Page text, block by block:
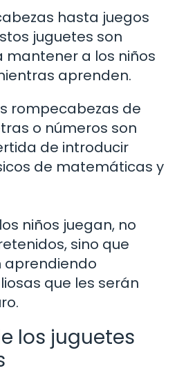
hasta juegos
juguetes son
a los niños
aprenden.
rompecabezas de
o números son
de introducir
de matemáticas y
niños juegan, no
sino que
que les serán
los juguetes